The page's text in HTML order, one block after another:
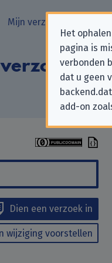
Het
pagina is
verbonden
dat u geen
add-on
Mijn verzoeken
Dien een verzoek in
wijziging voorstellen